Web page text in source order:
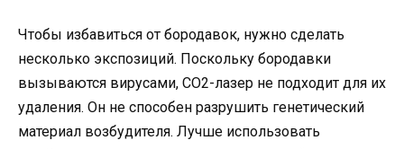
Чтобы избавиться от бородавок, нужно сделать
несколько экспозиций. Поскольку бородавки
вызываются вирусами, CO2-лазер не подходит для их
удаления. Он не способен разрушить генетический
материал возбудителя. Лучше использовать